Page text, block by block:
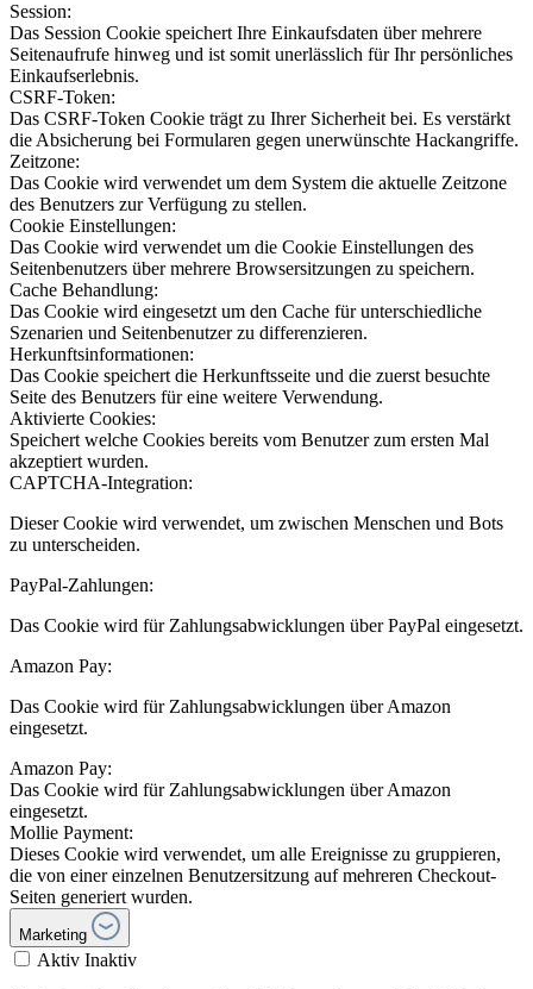
Session:
Das Session Cookie speichert Ihre Einkaufsdaten über mehrere
Seitenaufrufe hinweg und ist somit unerlässlich für Ihr persönliches
Einkaufserlebnis.
CSRF-Token:
Das CSRF-Token Cookie trägt zu Ihrer Sicherheit bei. Es verstärkt
die Absicherung bei Formularen gegen unerwünschte Hackangriffe.
Zeitzone:
Das Cookie wird verwendet um dem System die aktuelle Zeitzone
des Benutzers zur Verfügung zu stellen.
Cookie Einstellungen:
Das Cookie wird verwendet um die Cookie Einstellungen des
Seitenbenutzers über mehrere Browsersitzungen zu speichern.
Cache Behandlung:
Das Cookie wird eingesetzt um den Cache für unterschiedliche
Szenarien und Seitenbenutzer zu differenzieren.
Herkunftsinformationen:
Das Cookie speichert die Herkunftsseite und die zuerst besuchte
Seite des Benutzers für eine weitere Verwendung.
Aktivierte Cookies:
Speichert welche Cookies bereits vom Benutzer zum ersten Mal
akzeptiert wurden.
CAPTCHA-Integration:
Dieser Cookie wird verwendet, um zwischen Menschen und Bots
zu unterscheiden.
PayPal-Zahlungen:
Das Cookie wird für Zahlungsabwicklungen über PayPal eingesetzt.
Amazon Pay:
Das Cookie wird für Zahlungsabwicklungen über Amazon
eingesetzt.
Amazon Pay:
Das Cookie wird für Zahlungsabwicklungen über Amazon
eingesetzt.
Mollie Payment:
Dieses Cookie wird verwendet, um alle Ereignisse zu gruppieren,
die von einer einzelnen Benutzersitzung auf mehreren Checkout-
Seiten generiert wurden.
Marketing
Aktiv Inaktiv